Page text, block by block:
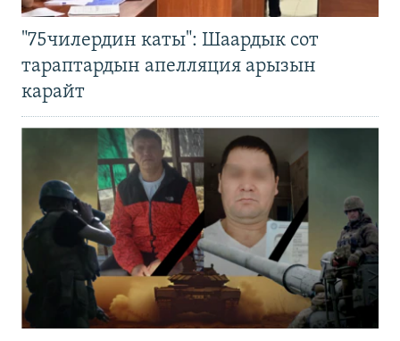
"75чилердин каты": Шаардык сот
тараптардын апелляция арызын
карайт